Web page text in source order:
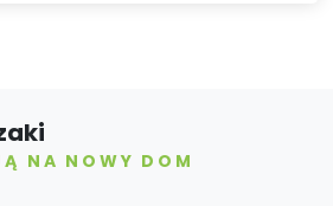
NA NOWY DOM